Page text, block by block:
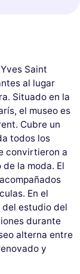
Saint
al lugar
Situado en la
el museo es
Cubre un
todos los
convirtieron a
la moda. El
En el
estudio del
durante
alterna entre
y